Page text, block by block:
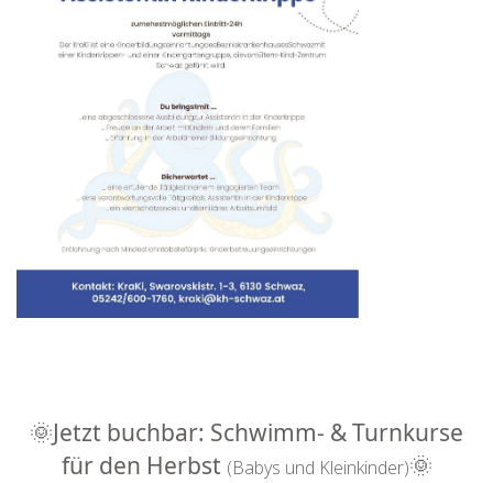
🌞Jetzt buchbar: Schwimm- & Turnkurse
für den Herbst (Babys und Kleinkinder)🌞